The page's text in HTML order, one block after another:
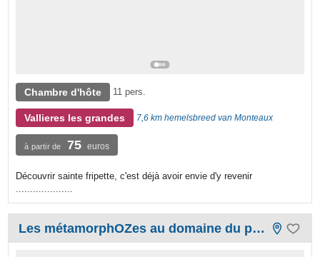
Chambre d'hôte 11 pers.
Vallieres les grandes 7,6 km hemelsbreed van Monteaux
à partir de 75 euros
Découvrir sainte fripette, c'est déjà avoir envie d'y revenir
....................
Les métamorphOZes au domaine du prieuré